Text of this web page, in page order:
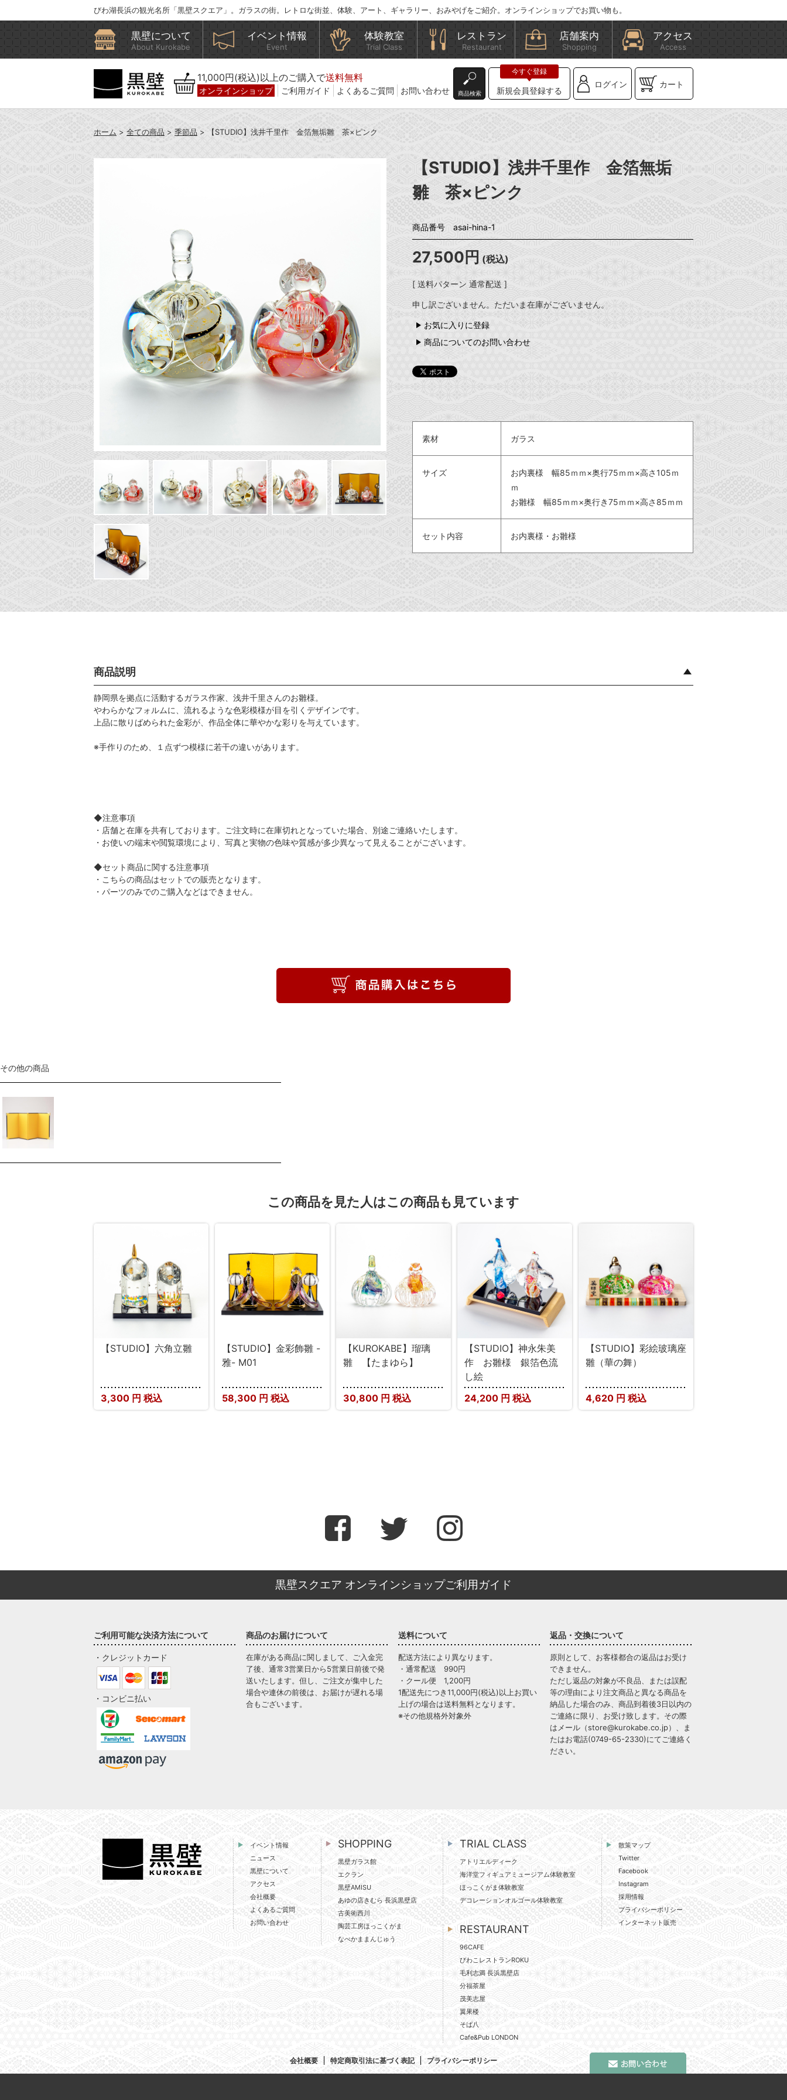
びわ湖長浜の観光名所「黒壁スクエア」。ガラスの街。レトロな街並、体験、アート、ギャラリー、おみやげをご紹介。オンラインショップでお買い物も。
黒壁について
About Kurokabe
イベント情報
Event
体験教室
Trial Class
レストラン
Restaurant
店舗案内
Shopping
アクセス
Access
11,000円(税込)以上のご購入で送料無料
オンラインショップ ご利用ガイド よくあるご質問 お問い合わせ 商品検索 新規会員登録する
ログイン カート
ホーム > 全ての商品 > 季節品 > 【STUDIO】浅井千里作 金箔無垢雛 茶×ピンク
【STUDIO】浅井千里作 金箔無垢
雛 茶×ピンク
商品番号 asai-hina-1
27,500円 (税込)
[ 送料パターン 通常配送 ]
申し訳ございません。ただいま在庫がございません。
お気に入りに登録
商品についてのお問い合わせ
素材 ガラス
サイズ
お内裏様 幅85ｍｍ×奥行75ｍｍ×高さ105ｍ
ｍ
お雛様 幅85ｍｍ×奥行き75ｍｍ×高さ85ｍｍ
セット内容 お内裏様・お雛様
商品説明
静岡県を拠点に活動するガラス作家、浅井千里さんのお雛様。
やわらかなフォルムに、流れるような色彩模様が目を引くデザインです。
上品に散りばめられた金彩が、作品全体に華やかな彩りを与えています。
※手作りのため、１点ずつ模様に若干の違いがあります。
◆注意事項
・店舗と在庫を共有しております。ご注文時に在庫切れとなっていた場合、別途ご連絡いたします。
・お使いの端末や閲覧環境により、写真と実物の色味や質感が多少異なって見えることがございます。
◆セット商品に関する注意事項
・こちらの商品はセットでの販売となります。
・パーツのみでのご購入などはできません。
その他の商品
この商品を見た人はこの商品も見ています
【STUDIO】六角立雛
3,300 円 税込
【STUDIO】金彩飾雛 -
雅- M01
58,300 円 税込
【KUROKABE】瑠璃
雛 【たまゆら】
30,800 円 税込
【STUDIO】神永朱美
作 お雛様 銀箔色流
し絵
24,200 円 税込
【STUDIO】彩絵玻璃座
雛（華の舞）
4,620 円 税込
黒壁スクエア オンラインショップご利用ガイド
ご利用可能な決済方法について
・クレジットカード
・コンビニ払い
商品のお届けについて
在庫がある商品に関しまして、ご入金完
了後、通常3営業日から5営業日前後で発
送いたします。但し、ご注文が集中した
場合や連休の前後は、お届けが遅れる場
合もございます。
送料について
配送方法により異なります。
・通常配送 990円
・クール便 1,200円
1配送先につき11,000円(税込)以上お買い
上げの場合は送料無料となります。
※その他規格外対象外
返品・交換について
原則として、お客様都合の返品はお受け
できません。
ただし返品の対象が不良品、または誤配
等の理由により注文商品と異なる商品を
納品した場合のみ、商品到着後3日以内の
ご連絡に限り、お受け致します。その際
はメール（store@kurokabe.co.jp）、ま
たはお電話(0749-65-2330)にてご連絡く
ださい。
イベント情報
ニュース
黒壁について
アクセス
会社概要
よくあるご質問
お問い合わせ
SHOPPING
黒壁ガラス館
エクラン
黒壁AMISU
あゆの店きむら 長浜黒壁店
古美術西川
陶芸工房ほっこくがま
なべかままんじゅう
TRIAL CLASS
アトリエルディーク
海洋堂フィギュアミュージアム体験教室
ほっこくがま体験教室
デコレーションオルゴール体験教室
RESTAURANT
96CAFE
びわこレストランROKU
毛利志満 長浜黒壁店
分福茶屋
茂美志屋
翼果楼
そば八
Cafe&Pub LONDON
散策マップ
Twitter
Facebook
Instagram
採用情報
プライバシーポリシー
インターネット販売
会社概要 特定商取引法に基づく表記 プライバシーポリシー